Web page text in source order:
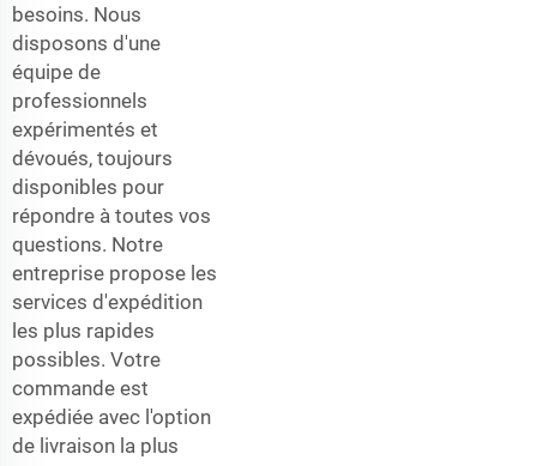
besoins. Nous
disposons d'une
équipe de
professionnels
expérimentés et
dévoués, toujours
disponibles pour
répondre à toutes vos
questions. Notre
entreprise propose les
services d'expédition
les plus rapides
possibles. Votre
commande est
expédiée avec l'option
de livraison la plus